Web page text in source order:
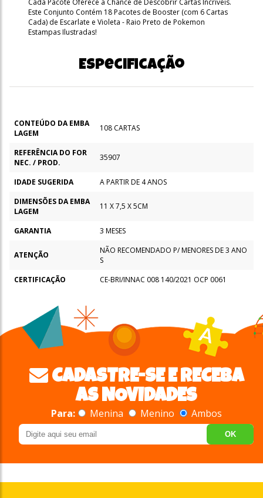
Cada Pacote Oferece a Chance de Descobrir Cartas Incríveis.
Este Conjunto Contém 18 Pacotes de Booster (com 6 Cartas
Cada) de Escarlate e Violeta - Raio Preto de Pokemon
Estampas Ilustradas!
Especificação
CONTEÚDO DA EMBA
LAGEM
108 CARTAS
REFERÊNCIA DO FOR
NEC. / PROD.
35907
IDADE SUGERIDA
A PARTIR DE 4 ANOS
DIMENSÕES DA EMBA
LAGEM
11 X 7,5 X 5CM
GARANTIA 3 MESES
ATENÇÃO
NÃO RECOMENDADO P/ MENORES DE 3 ANO
S
CERTIFICAÇÃO
CE-BRI/INNAC 008 140/2021 OCP 0061
CADASTRE-SE E RECEBA
AS NOVIDADES
Para: Menina Menino Ambos
OK